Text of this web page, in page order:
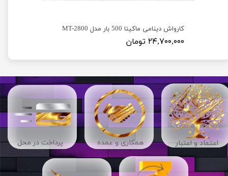
کارواش دینامی ماکیتا 500 بار مدل MT-2800
۲۴,۷۰۰,۰۰۰ تومان
اعتماد و اعتبار پرداخت در محل ​​همکاری و عمده